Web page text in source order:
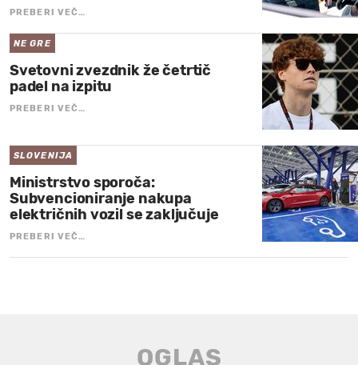
PREBERI VEČ…
NE GRE
Svetovni zvezdnik že četrtič
padel na izpitu
PREBERI VEČ…
SLOVENIJA
Ministrstvo sporoča:
Subvencioniranje nakupa
električnih vozil se zaključuje
PREBERI VEČ…